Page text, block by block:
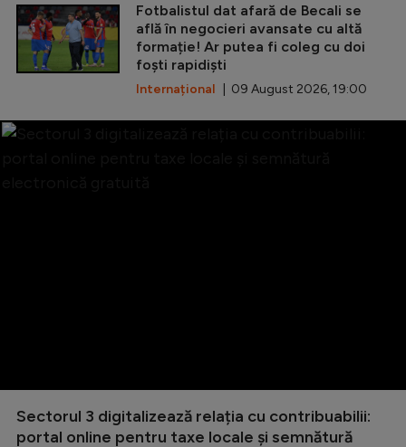
Fotbalistul dat afară de Becali se
află în negocieri avansate cu altă
formație! Ar putea fi coleg cu doi
foști rapidiști
Internațional | 09 August 2026, 19:00
Sectorul 3 digitalizează relația cu contribuabilii:
portal online pentru taxe locale și semnătură